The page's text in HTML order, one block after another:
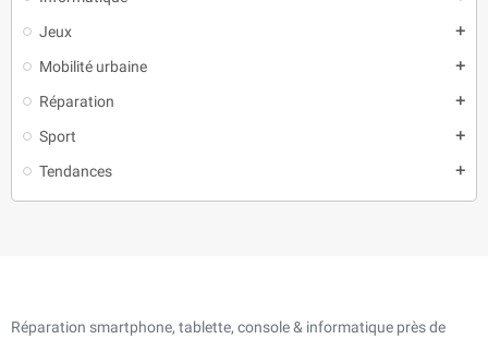
Jeux add
Mobilité urbaine add
Réparation add
Sport add
Tendances add
Réparation smartphone, tablette, console & informatique près de